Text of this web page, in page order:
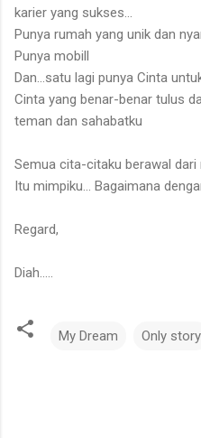
karier yang sukses...
Punya rumah yang unik dan
Punya mobill
Dan...satu lagi punya Cinta
Cinta yang benar-benar tulus
teman dan sahabatku
Semua cita-citaku berawal dari
Itu mimpiku... Bagaimana
Regard,
Diah.....
My Dream Only story